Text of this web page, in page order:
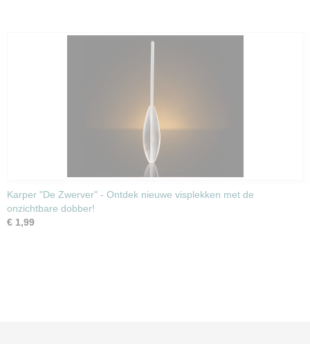
Karper "De Zwerver" - Ontdek nieuwe visplekken met de
onzichtbare dobber!
€ 1,99